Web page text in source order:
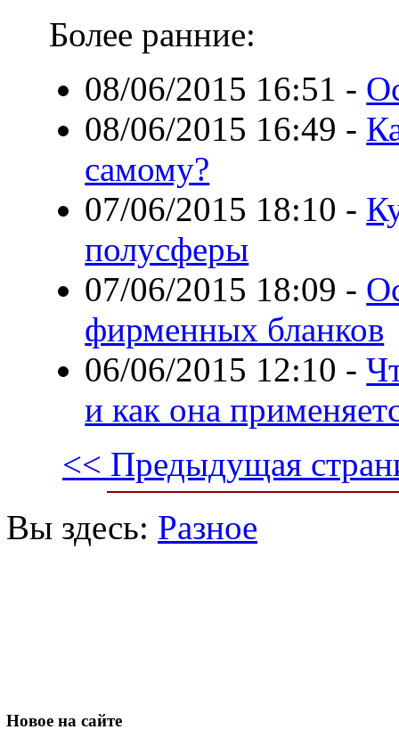
Более ранние:
08/06/2015 16:51 -
08/06/2015 16:49 -
самому?
07/06/2015 18:10 -
полусферы
07/06/2015 18:09 -
фирменных бланков
06/06/2015 12:10 -
и как она
<< Предыдущая
Вы здесь: Разное
Новое на сайте